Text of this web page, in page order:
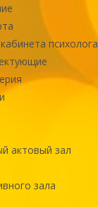
психолога
актовый зал
зала